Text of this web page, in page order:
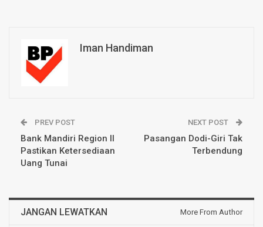
Iman Handiman
PREV POST
Bank Mandiri Region II
Pastikan Ketersediaan
Uang Tunai
NEXT POST
Pasangan Dodi-Giri Tak
Terbendung
JANGAN LEWATKAN More From Author